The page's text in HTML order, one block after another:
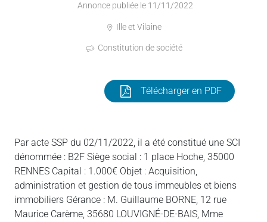
Annonce publiée le 11/11/2022
Ille et Vilaine
Constitution de société
Télécharger en PDF
Par acte SSP du 02/11/2022, il a été constitué une SCI
dénommée : B2F Siège social : 1 place Hoche, 35000
RENNES Capital : 1.000€ Objet : Acquisition,
administration et gestion de tous immeubles et biens
immobiliers Gérance : M. Guillaume BORNE, 12 rue
Maurice Carème, 35680 LOUVIGNÉ-DE-BAIS, Mme